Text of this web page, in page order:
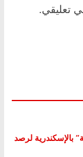
تعليقي.
بالإسكندرية لرصد